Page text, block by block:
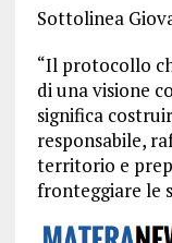
Sottolinea
“Il protocollo
di una visione
significa
responsabile,
territorio e
fronteggiare le